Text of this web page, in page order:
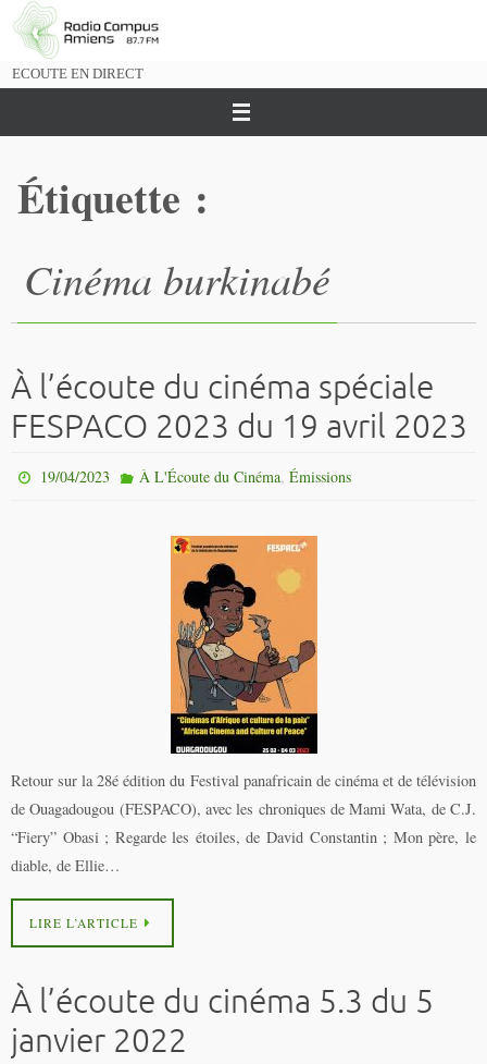
Passer
vers
ECOUTE EN DIRECT
Étiquette :
Cinéma burkinabé
À l’écoute du cinéma spéciale
FESPACO 2023 du 19 avril 2023
19/04/2023 À L'Écoute du Cinéma, Émissions
Retour sur la 28é édition du Festival panafricain de cinéma et de télévision
de Ouagadougou (FESPACO), avec les chroniques de Mami Wata, de C.J.
“Fiery” Obasi ; Regarde les étoiles, de David Constantin ; Mon père, le
diable, de Ellie…
LIRE L’ARTICLE
À l’écoute du cinéma 5.3 du 5
janvier 2022